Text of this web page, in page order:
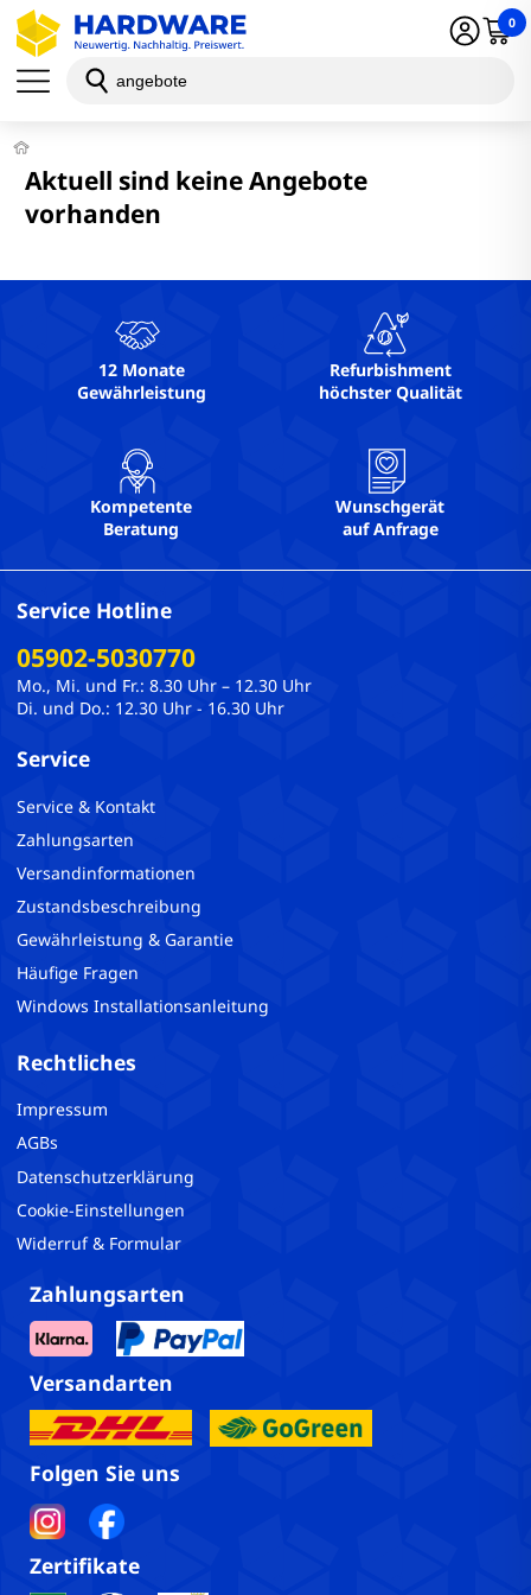
0
Aktuell sind keine Angebote
vorhanden
12 Monate
Gewährleistung
Refurbishment
höchster Qualität
Kompetente
Beratung
Wunschgerät
auf Anfrage
Service Hotline
05902-5030770
Mo., Mi. und Fr.: 8.30 Uhr – 12.30 Uhr
Di. und Do.: 12.30 Uhr - 16.30 Uhr
Service
Service & Kontakt
Zahlungsarten
Versandinformationen
Zustandsbeschreibung
Gewährleistung & Garantie
Häufige Fragen
Windows Installationsanleitung
Rechtliches
Impressum
AGBs
Datenschutzerklärung
Cookie-Einstellungen
Widerruf & Formular
Zahlungsarten
Versandarten
Folgen Sie uns
Zertifikate